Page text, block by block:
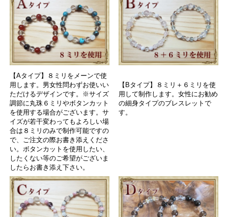
【Aタイプ】８ミリをメーンで使
用します。男女性問わずお使いい
ただけるデザインです。※サイズ
調節に丸珠６ミリやボタンカット
を使用する場合がございます。サ
イズが若干変わってもよろしい場
合は８ミリのみで制作可能ですの
で、ご注文の際お書き添えくださ
い。ボタンカットを使用したい、
したくない等のご希望がございま
したらお書き添え下さい。
【Bタイプ】８ミリ＋６ミリを使
用して制作します。女性にお勧め
の細身タイプのブレスレットで
す。